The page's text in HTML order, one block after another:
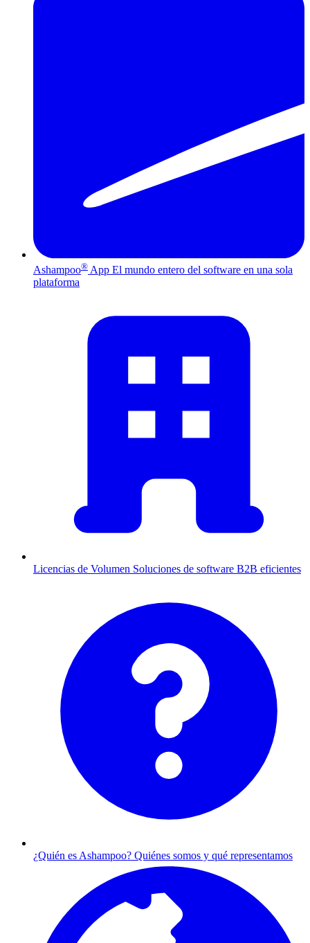
Ashampoo® App El mundo entero del software en una sola
plataforma
Licencias de Volumen Soluciones de software B2B eficientes
¿Quién es Ashampoo? Quiénes somos y qué representamos